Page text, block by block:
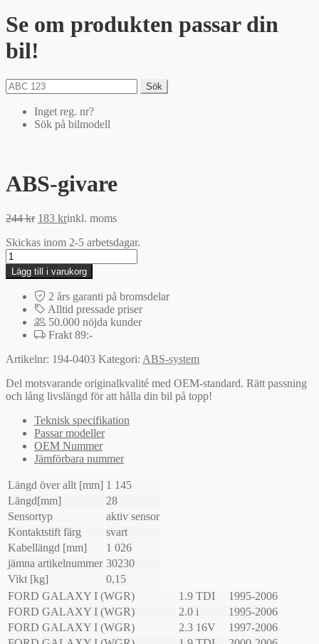
Se om produkten passar din
bil!
Sök
Inget reg. nr?
Sök på bilmodell
ABS-givare
244kr Det
priset
244 kr.
183 krDet
priset
183 kr.
inkl. moms
Skickas inom 2-5 arbetsdagar.
ABS-
givare
mängd
Lägg till i varukorg
2 års garanti på bromsdelar
Alltid pressade priser
50.000 nöjda kunder
Frakt 89:-
Artikelnr: 194-0403 Kategori: ABS-system
Del motsvarande originalkvalité med OEM-standard. Rätt passning
och lång livslängd för att hålla din bil på topp!
Teknisk specifikation
Passar modeller
OEM Nummer
Jämförbara nummer
Längd över allt [mm] 1 145
Längd[mm]
28
Sensortyp
aktiv sensor
Kontaktstift färg
svart
Kabellängd [mm]
1 026
jämna artikelnummer 30230
Vikt [kg]
0,15
FORD GALAXY I (WGR) 1.9 TDI
1995-2006
FORD GALAXY I (WGR) 2.0 i
1995-2006
FORD GALAXY I (WGR) 2.3 16V
1997-2006